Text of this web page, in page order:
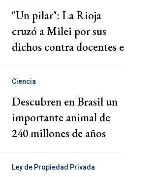
"Un pilar": La Rioja
cruzó a Milei por sus
dichos contra docentes e
Ciencia
Descubren en Brasil un
importante animal de
240 millones de años
Ley de Propiedad Privada